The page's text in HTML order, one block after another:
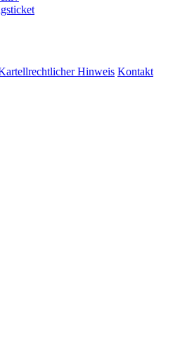
Hinweis Kontakt